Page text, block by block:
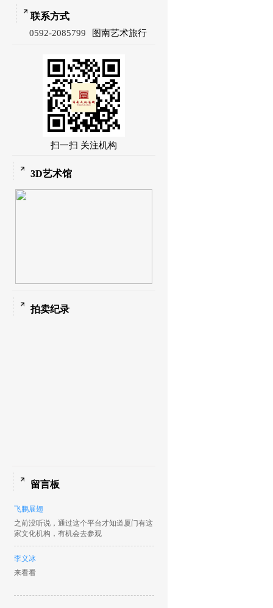
联系方式
0592-2085799 图南艺术旅行
扫一扫 关注机构
3D艺术馆
拍卖纪录
留言板
飞鹏展翅
之前没听说，通过这个平台才知道厦门有这
家文化机构，有机会去参观
李义冰
来看看